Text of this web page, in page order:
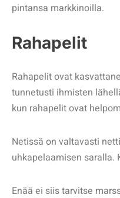
pintansa markkinoilla.
Rahapelit
Rahapelit ovat
tunnetusti ihmisten
kun rahapelit ovat
Netissä on valtavasti
uhkapelaamisen saralla.
Enää ei siis tarvitse